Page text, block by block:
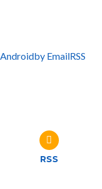
Androidby EmailRSS
RSS